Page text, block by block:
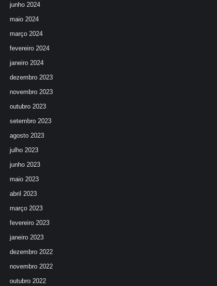
junho 2024
maio 2024
março 2024
fevereiro 2024
janeiro 2024
dezembro 2023
novembro 2023
outubro 2023
setembro 2023
agosto 2023
julho 2023
junho 2023
maio 2023
abril 2023
março 2023
fevereiro 2023
janeiro 2023
dezembro 2022
novembro 2022
outubro 2022